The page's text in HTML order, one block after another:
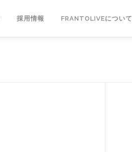
採用情報 FRANTOLIVEについて